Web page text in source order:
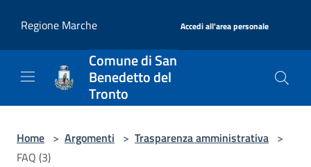
Regione Marche
Accedi all'area personale
Comune di San
Benedetto del
Tronto
Home > Argomenti > Trasparenza amministrativa >
FAQ (3)